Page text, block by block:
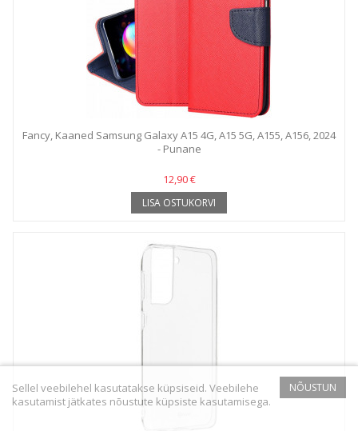
Fancy, Kaaned Samsung Galaxy A15 4G, A15 5G, A155, A156, 2024
- Punane
12,90 €
LISA OSTUKORVI
NÕUSTUN
Sellel veebilehel kasutatakse küpsiseid. Veebilehe
kasutamist jätkates nõustute küpsiste kasutamisega.